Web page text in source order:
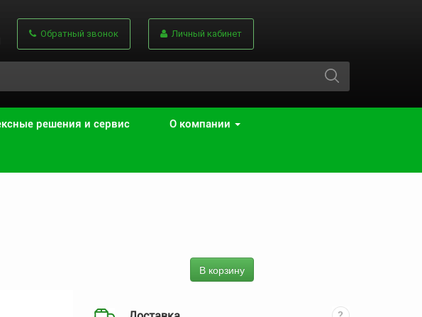
Обратный звонок Личный кабинет
решения и сервис О компании
В корзину